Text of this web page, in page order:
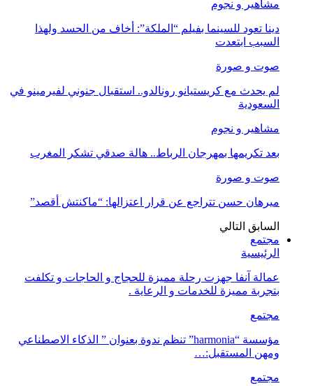
مشاهير و نجوم
دينا تعود للسينما بفيلم “الملكة”: أخاف من الحسد ولهذا
السبب ابتعدت
صوت و صورة
لم يحدث مع كريستيانو رونالدو.. استقبال جنوني لفيرمينو في
السعودية
مشاهير و نجوم
بعد تكريمها بمهرجان الرباط.. هالة صدقي تشكر المغرب
صوت و صورة
ميرهان حسن تتراجع عن قرار اعتزالها: “ماكنتش أقصد”
السابق التالي
مجتمع
الرئيسية
عمالة آنفا جهزت رحلة مميزة للحجاج و الحاجات و تكلفت
بتجربة مميزة للخدمات و الرعاية .
مجتمع
مؤسسة “harmonia” تنظم ندوة بعنوان ” الذكاء الاصطناعي
ومهن المستقبل:…
مجتمع